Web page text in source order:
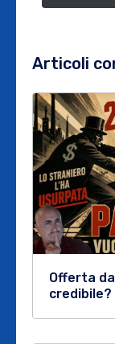
Articoli
Offerta
credibile?